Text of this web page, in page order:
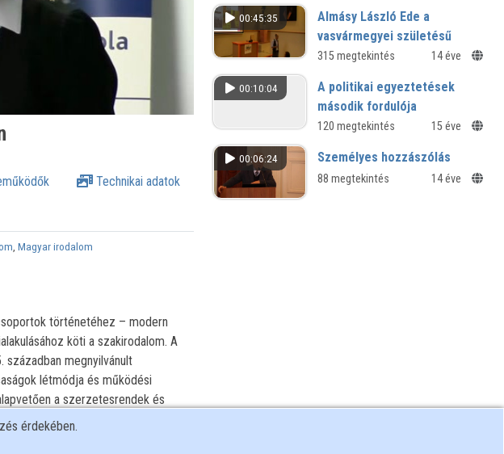
Technikai adatok
,Magyar irodalom
történetéhez – modern
köti a szakirodalom. A
megnyilvánult
létmódja és működési
a szerzetesrendek és
de alapvető változás, hogy tudatos
módszerei és lehetőségei a
könyvtárakban
00:45:35
Almásy László Ede a
vasvármegyei születésű
"angol beteg"
315 megtekintés 14 éve
00:10:04
A politikai egyeztetések
második fordulója
Interjú Pető Ivánnal
120 megtekintés 15 éve
00:06:24 Személyes hozzászólás
88 megtekintés 14 éve
érdekében.